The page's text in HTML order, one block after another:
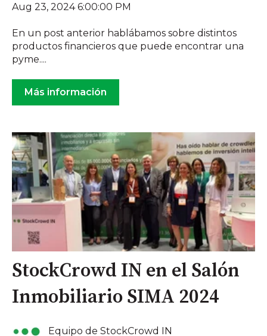
Aug 23, 2024 6:00:00 PM
En un post anterior hablábamos sobre distintos
productos financieros que puede encontrar una
pyme....
Más información
StockCrowd IN en el Salón
Inmobiliario SIMA 2024
Equipo de StockCrowd IN